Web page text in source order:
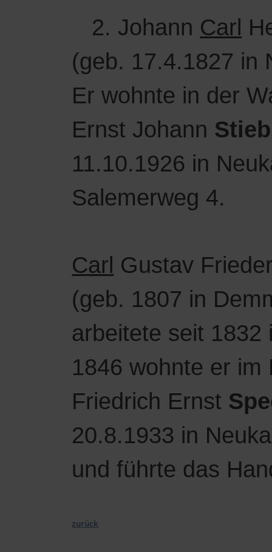
2. Johann Carl
(geb. 17.4.1827 in
Er wohnte in der
Ernst Johann
11.10.1926 in
Salemerweg 4.
Carl Gustav
(geb. 1807 in
arbeitete seit 1832
1846 wohnte er
Friedrich Ernst
20.8.1933 in
und führte das
zurück